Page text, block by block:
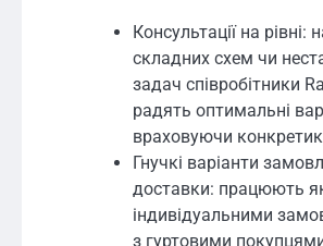
Консультації на рівні:
складних схем чи
задач співробітники
радять оптимальні
враховуючи
Гнучкі варіанти
доставки: працюють
індивідуальними
з гуртовими